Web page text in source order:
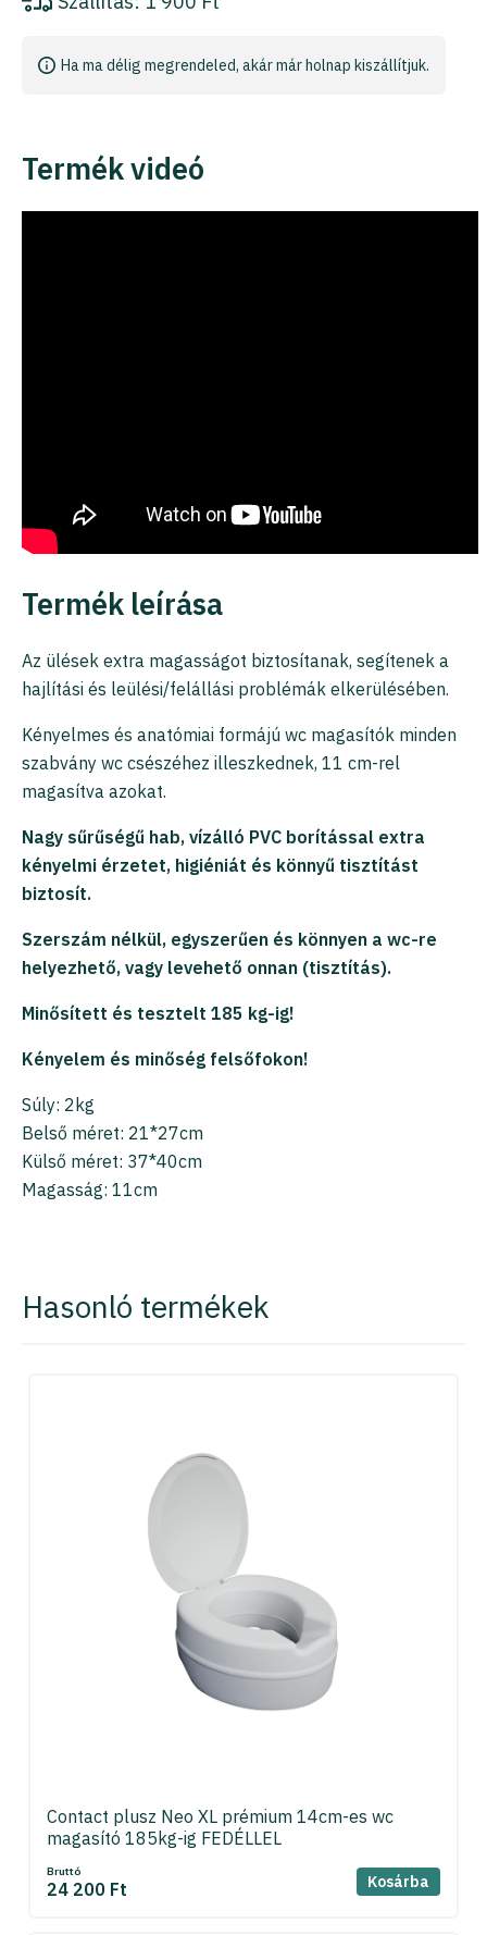
Ha ma délig megrendeled, akár már holnap kiszállítjuk.
Termék videó
Termék leírása
Az ülések extra magasságot biztosítanak, segítenek a
hajlítási és leülési/felállási problémák elkerülésében.
Kényelmes és anatómiai formájú wc magasítók minden
szabvány wc csészéhez illeszkednek, 11 cm-rel
magasítva azokat.
Nagy sűrűségű hab, vízálló PVC borítással extra
kényelmi érzetet, higiéniát és könnyű tisztítást
biztosít.
Szerszám nélkül, egyszerűen és könnyen a wc-re
helyezhető, vagy levehető onnan (tisztítás).
Minősített és tesztelt 185 kg-ig!
Kényelem és minőség felsőfokon!
Súly: 2kg
Belső méret: 21*27cm
Külső méret: 37*40cm
Magasság: 11cm
Hasonló termékek
Contact plusz Neo XL prémium 14cm-es wc
magasító 185kg-ig FEDÉLLEL
Bruttó
24 200 Ft Kosárba